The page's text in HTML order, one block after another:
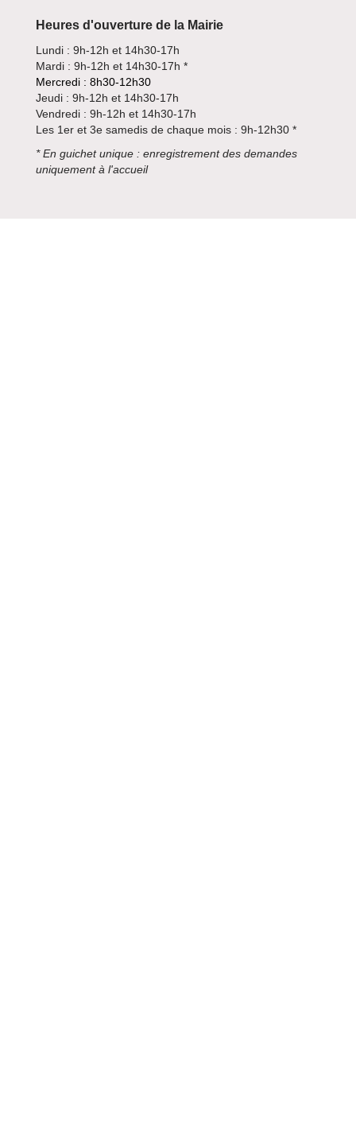
Heures d'ouverture de la Mairie
Lundi : 9h-12h et 14h30-17h
Mardi : 9h-12h et 14h30-17h *
Mercredi : 8h30-12h30
Jeudi : 9h-12h et 14h30-17h
Vendredi : 9h-12h et 14h30-17h
Les 1er et 3e samedis de chaque mois : 9h-12h30 *
*En guichet unique : enregistrement des demandes
uniquement à l'accueil